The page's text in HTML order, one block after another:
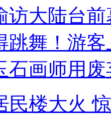
访大陆台
跳舞！游客
石画师用
民楼大火